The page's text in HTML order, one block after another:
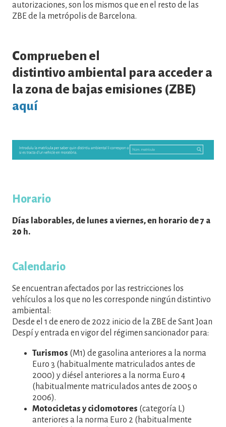
autorizaciones, son los mismos que en el resto de las
ZBE de la metrópolis de Barcelona.
Comprueben el
distintivo ambiental para acceder a
la zona de bajas emisiones (ZBE)
aquí
Horario
Días laborables, de lunes a viernes, en horario de 7 a
20 h.
Calendario
Se encuentran afectados por las restricciones los
vehículos a los que no les corresponde ningún distintivo
ambiental:
Desde el 1 de enero de 2022 inicio de la ZBE de Sant Joan
Despí y entrada en vigor del régimen sancionador para:
Turismos (M1) de gasolina anteriores a la norma
Euro 3 (habitualmente matriculados antes de
2000) y diésel anteriores a la norma Euro 4
(habitualmente matriculados antes de 2005 o
2006).
Motocicletas y ciclomotores (categoría L)
anteriores a la norma Euro 2 (habitualmente